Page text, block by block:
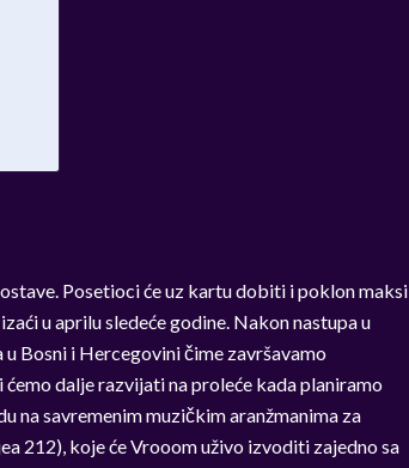
Posetioci će uz kartu dobiti i poklon maksi
u aprilu sledeće godine. Nakon nastupa u
Bosni i Hercegovini čime završavamo
dalje razvijati na proleće kada planiramo
na savremenim muzičkim aranžmanima za
212), koje će Vrooom uživo izvoditi zajedno sa